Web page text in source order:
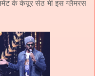
के केयूर सेठ भी इस ग्लैमरस